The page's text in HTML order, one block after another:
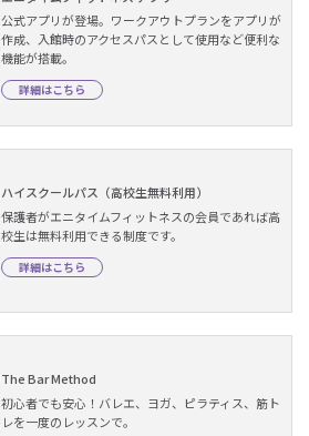
公式アプリが登場。ワークアウトプランをアプリが
作成、入館時のアクセスパスとして使用など便利な
機能が搭載。
詳細はこちら
ハイスクールパス（高校生無料利用）
保護者がエニタイムフィットネスの会員であれば高
校生は無料利用できる制度です。
詳細はこちら
The Bar Method
初心者でも安心！バレエ、ヨガ、ピラティス、筋ト
レを一度のレッスンで。